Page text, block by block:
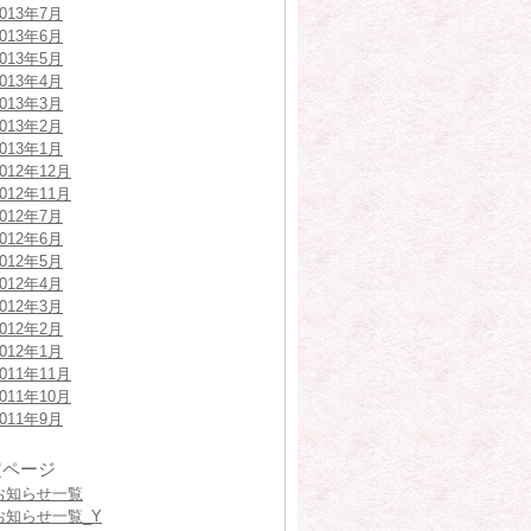
年7月
年6月
年5月
年4月
年3月
年2月
年1月
年12月
年11月
年7月
年6月
年5月
年4月
年3月
年2月
年1月
年11月
年10月
年9月
ージ
知らせ一覧
知らせ一覧_Y